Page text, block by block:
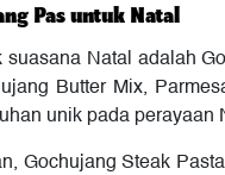
Pas untuk Natal
Natal adalah
Butter Mix,
unik pada perayaan
Gochujang Steak